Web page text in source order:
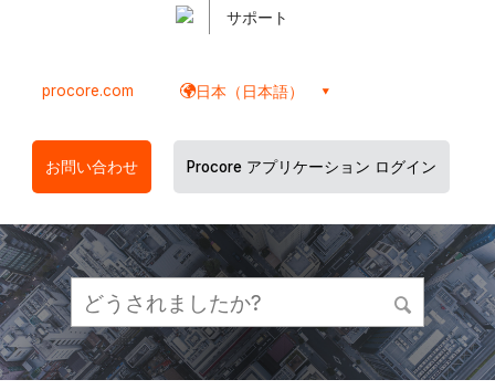
サポート
procore.com 日本（日本語）
お問い合わせ Procore アプリケーション ログイン